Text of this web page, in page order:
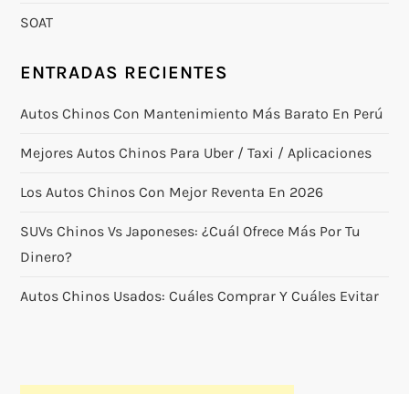
e
e
n
t
r
a
SOAT
ENTRADAS RECIENTES
Autos Chinos Con Mantenimiento Más Barato En Perú
Mejores Autos Chinos Para Uber / Taxi / Aplicaciones
Los Autos Chinos Con Mejor Reventa En 2026
SUVs Chinos Vs Japoneses: ¿cuál Ofrece Más Por Tu
Dinero?
Autos Chinos Usados: Cuáles Comprar Y Cuáles Evitar